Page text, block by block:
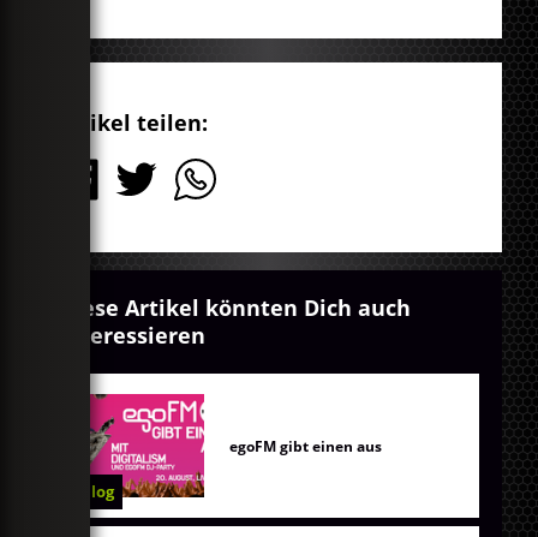
Artikel teilen:
Diese Artikel könnten Dich auch
interessieren
Blog
egoFM gibt einen aus